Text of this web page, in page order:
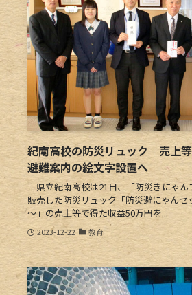
紀南高校の防災リュック 売上
避難案内の絵文字設置へ
県立紀南高校は21日、「防災きにゃん
販売した防災リュック「防災避にゃん
～」の売上等で得た収益50万円を...
2023-12-22 教育